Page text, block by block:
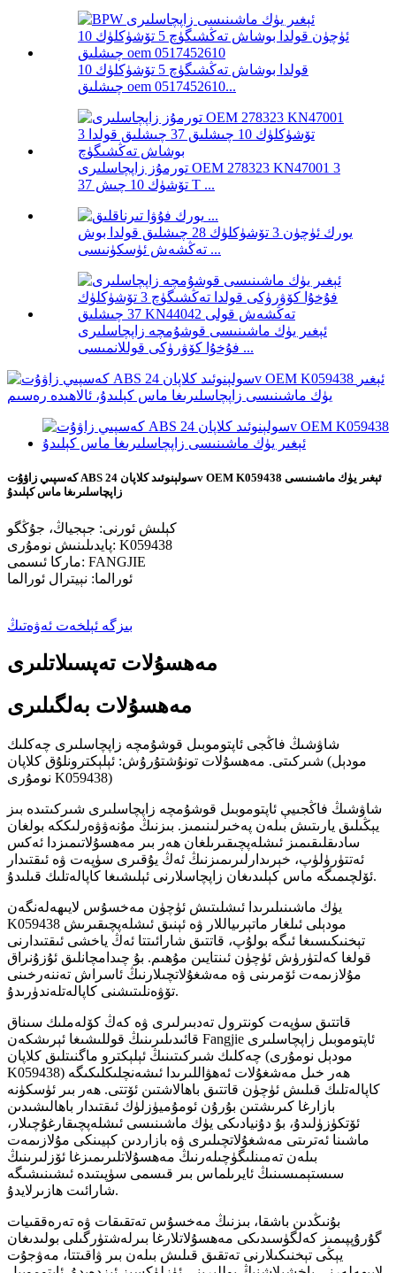
قولدا بوشاش تەڭشىگۈچ 5 تۆشۈكلۈك 10
چىشلىق oem 0517452610...
تورمۇز زاپچاسلىرى OEM 278323 KN47001 3
تۆشۈك 10 چىش 37 T ...
يورك ئۈچۈن 3 تۆشۈكلۈك 28 چىشلىق قولدا بوش
تەڭشەش ئۈسكۈنىسى ...
ئېغىر يۈك ماشىنىسى قوشۇمچە زاپچاسلىرى
فۇخۇا كۆۋرۈكى قوللانمىسى ...
كەسپىي زاۋۇت ABS سولېنوئىد كلاپان 24v OEM K059438 ئېغىر يۈك ماشىنىسى
زاپچاسلىرىغا ماس كېلىدۇ
كېلىش ئورنى: جېجياڭ، جۇڭگو
پايدىلىنىش نومۇرى: K059438
ماركا ئىسمى: FANGJIE
ئورالما: نېيترال ئورالما
بىزگە ئېلخەت ئەۋەتىڭ
مەھسۇلات تەپسىلاتلىرى
مەھسۇلات بەلگىلىرى
شاۋشىڭ فاڭجى ئاپتوموبىل قوشۇمچە زاپچاسلىرى چەكلىك
شىركىتى. مەھسۇلات تونۇشتۇرۇش: ئېلېكترونلۇق كلاپان (مودېل
نومۇرى K059438)
شاۋشىڭ فاڭجىيې ئاپتوموبىل قوشۇمچە زاپچاسلىرى شىركىتىدە بىز
يېڭىلىق يارىتىش بىلەن پەخىرلىنىمىز. بىزنىڭ مۇنەۋۋەرلىككە بولغان
سادىقلىقىمىز ئىشلەپچىقىرىلغان ھەر بىر مەھسۇلاتىمىزدا ئەكس
ئەتتۈرۈلۈپ، خېرىدارلىرىمىزنىڭ ئەڭ يۇقىرى سۈپەت ۋە ئىقتىدار
ئۆلچىمىگە ماس كېلىدىغان زاپچاسلارنى ئېلىشىغا كاپالەتلىك قىلىدۇ.
يۈك ماشىنىلىرىدا ئىشلىتىش ئۈچۈن مەخسۇس لايىھەلەنگەن
K059438 مودېلى ئىلغار ماتېرىياللار ۋە ئېنىق ئىشلەپچىقىرىش
تېخنىكىسىغا ئىگە بولۇپ، قاتتىق شارائىتتا ئەڭ ياخشى ئىقتىدارنى
قولغا كەلتۈرۈش ئۈچۈن ئىنتايىن مۇھىم. بۇ چىدامچانلىق ئۇزۇنراق
مۇلازىمەت ئۆمرىنى ۋە مەشغۇلاتچىلارنىڭ ئاسراش تەننەرخىنى
تۆۋەنلىتىشنى كاپالەتلەندۈرىدۇ.
قاتتىق سۈپەت كونترول تەدبىرلىرى ۋە كەڭ كۆلەملىك سىناق
قائىدىلىرىنىڭ قوللىشىغا ئېرىشكەن Fangjie ئاپتوموبىل زاپچاسلىرى
چەكلىك شىركىتىنىڭ ئېلېكترو ماگنىتلىق كلاپان (مودېل نومۇرى
K059438) ھەر خىل مەشغۇلات ئەھۋاللىرىدا ئىشەنچلىكلىكىگە
كاپالەتلىك قىلىش ئۈچۈن قاتتىق باھالاشتىن ئۆتتى. ھەر بىر ئۈسكۈنە
بازارغا كىرىشتىن بۇرۇن ئومۇميۈزلۈك ئىقتىدار باھالىشىدىن
ئۆتكۈزۈلىدۇ، بۇ دۇنيادىكى يۈك ماشىنىسى ئىشلەپچىقارغۇچىلار،
ماشىنا ئەترىتى مەشغۇلاتچىلىرى ۋە بازاردىن كېيىنكى مۇلازىمەت
بىلەن تەمىنلىگۈچىلەرنىڭ مەھسۇلاتلىرىمىزغا ئۆزلىرىنىڭ
سىستېمىسىنىڭ ئايرىلماس بىر قىسمى سۈپىتىدە ئىشىنىشىگە
شارائىت ھازىرلايدۇ.
بۇنىڭدىن باشقا، بىزنىڭ مەخسۇس تەتقىقات ۋە تەرەققىيات
گۇرۇپپىمىز كەلگۈسىدىكى مەھسۇلاتلارغا بىرلەشتۈرگىلى بولىدىغان
يېڭى تېخنىكىلارنى تەتقىق قىلىش بىلەن بىر ۋاقىتتا، مەۋجۇت